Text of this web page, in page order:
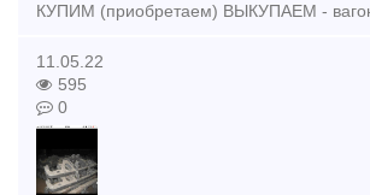
11.05.22
595
0